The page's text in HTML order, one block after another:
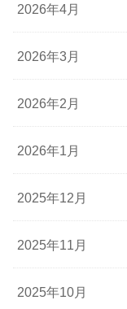
2026年4月
2026年3月
2026年2月
2026年1月
2025年12月
2025年11月
2025年10月